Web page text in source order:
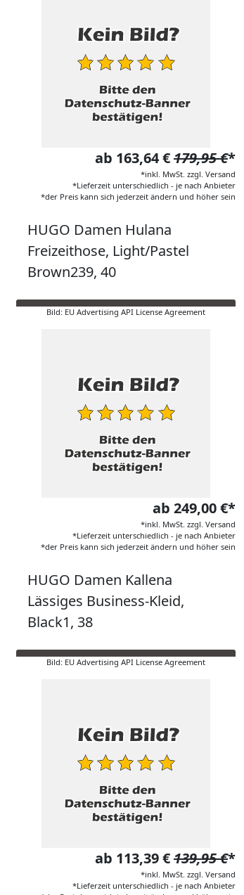
ab 163,64 €179,95 €*
*inkl. MwSt. zzgl. Versand
*Lieferzeit unterschiedlich - je nach Anbieter
*der Preis kann sich jederzeit ändern und höher sein
HUGO Damen Hulana
Freizeithose, Light/Pastel
Brown239, 40
Bild: EU Advertising API License Agreement
ab 249,00 €*
*inkl. MwSt. zzgl. Versand
*Lieferzeit unterschiedlich - je nach Anbieter
*der Preis kann sich jederzeit ändern und höher sein
HUGO Damen Kallena
Lässiges Business-Kleid,
Black1, 38
Bild: EU Advertising API License Agreement
ab 113,39 €139,95 €*
*inkl. MwSt. zzgl. Versand
*Lieferzeit unterschiedlich - je nach Anbieter